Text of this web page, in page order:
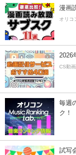
漫画
オリコ
2026
CS動
毎週
ク！
試写